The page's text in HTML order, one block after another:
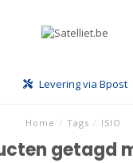
Levering via Bpost
Home / Tags / ISIO
getagd